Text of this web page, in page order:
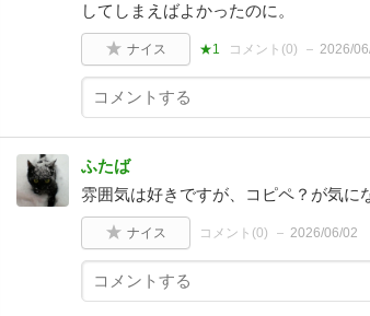
してしまえばよかったのに。
ナイス ★1 コメント(0) 2026/
ふたば
雰囲気は好きですが、コピペ？が気に
ナイス コメント(0) 2026/06/02